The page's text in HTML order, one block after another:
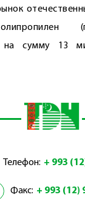
на сумму 13
Телефон: + 993
Факс: + 993 (12)